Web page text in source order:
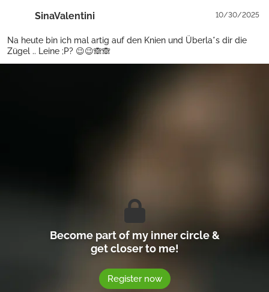
SinaValentini 10/30/2025
Na heute bin ich mal artig auf den Knien und Überla*s dir die
Zügel .. Leine ;P? 😉😉🙈🙈
Become part of my inner circle &
get closer to me!
Register now